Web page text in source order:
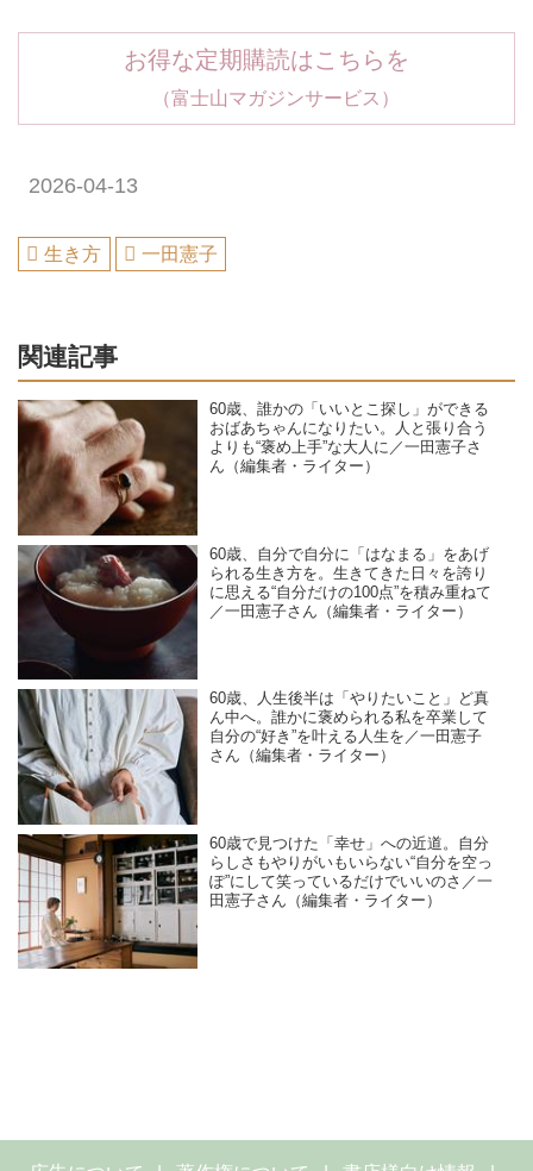
お得な定期購読はこちらを
（富士山マガジンサービス）
2026-04-13
生き方 一田憲子
関連記事
60歳、誰かの「いいとこ探し」ができる
おばあちゃんになりたい。人と張り合う
よりも“褒め上手”な大人に／一田憲子さ
ん（編集者・ライター）
60歳、自分で自分に「はなまる」をあげ
られる生き方を。生きてきた日々を誇り
に思える“自分だけの100点”を積み重ねて
／一田憲子さん（編集者・ライター）
60歳、人生後半は「やりたいこと」ど真
ん中へ。誰かに褒められる私を卒業して
自分の“好き”を叶える人生を／一田憲子
さん（編集者・ライター）
60歳で見つけた「幸せ」への近道。自分
らしさもやりがいもいらない“自分を空っ
ぽ”にして笑っているだけでいいのさ／一
田憲子さん（編集者・ライター）